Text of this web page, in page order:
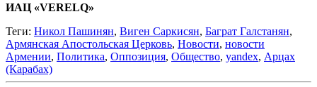
ИАЦ «VERELQ»
Теги: Никол Пашинян, Виген Саркисян, Баграт Галстанян,
Армянская Апостольская Церковь, Новости, новости
Армении, Политика, Оппозиция, Общество, yandex, Арцах
(Карабах)